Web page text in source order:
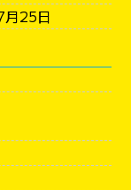
25日